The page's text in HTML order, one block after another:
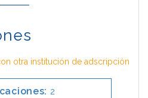
otra institución de adscripción
2